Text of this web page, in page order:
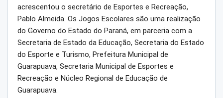
acrescentou o secretário de Esportes e Recreação,
Pablo Almeida. Os Jogos Escolares são uma realização
do Governo do Estado do Paraná, em parceria com a
Secretaria de Estado da Educação, Secretaria do Estado
do Esporte e Turismo, Prefeitura Municipal de
Guarapuava, Secretaria Municipal de Esportes e
Recreação e Núcleo Regional de Educação de
Guarapuava.